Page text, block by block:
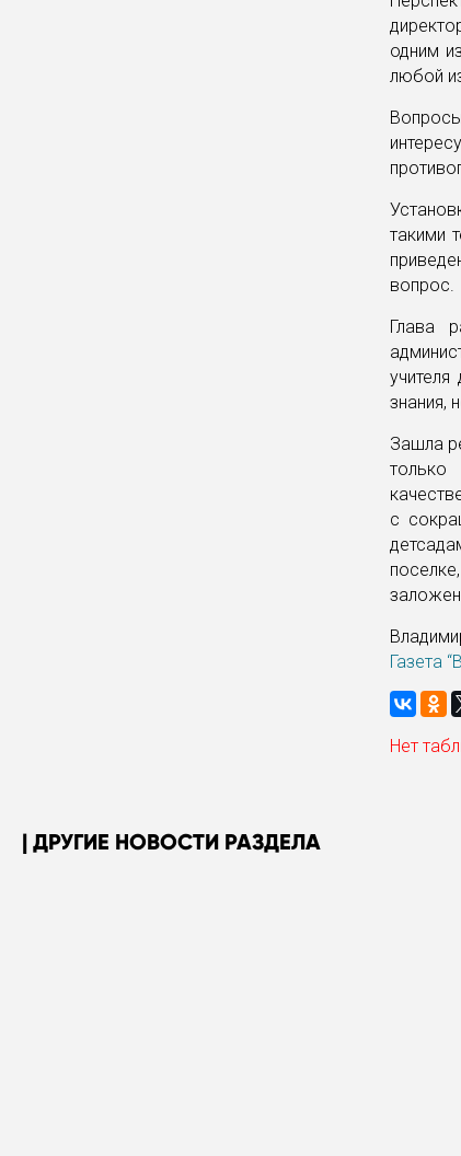
одним
любой
такими
вопрос.
Глава
знания,
Зашла
только
с
Газета
Нет
ДРУГИЕ НОВОСТИ РАЗДЕЛА